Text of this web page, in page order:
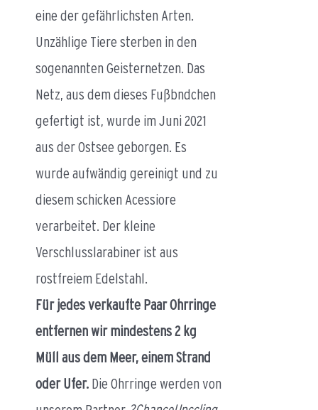
eine der gefährlichsten Arten.
Unzählige Tiere sterben in den
sogenannten Geisternetzen. Das
Netz, aus dem dieses Fußbndchen
gefertigt ist, wurde im Juni 2021
aus der Ostsee geborgen. Es
wurde aufwändig gereinigt und zu
diesem schicken Acessiore
verarbeitet. Der kleine
Verschlusslarabiner ist aus
rostfreiem Edelstahl.
Für jedes verkaufte Paar Ohrringe
entfernen wir mindestens 2 kg
Müll aus dem Meer, einem Strand
oder Ufer. Die Ohrringe werden von